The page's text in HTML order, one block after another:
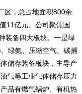
区，总占地面积800余
11亿元。公司聚焦国
装备四大板块。一是绿
绿氨、压缩空气、碳捕
储存装备板块，主导产
气等工业气体储存压力
品有燃气锅炉、有机热